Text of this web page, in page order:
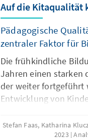
Auf die Kitaqualität
Pädagogische
zentraler Faktor für
Die frühkindliche
Jahren einen starken
der weiter fortgeführt
Entwicklung von
Stefan Faas, Katharina
2023